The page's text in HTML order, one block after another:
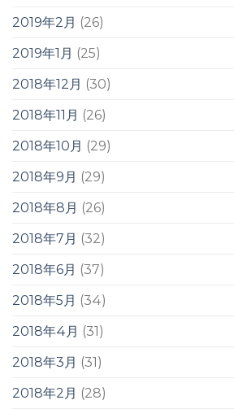
2019年2月 (26)
2019年1月 (25)
2018年12月 (30)
2018年11月 (26)
2018年10月 (29)
2018年9月 (29)
2018年8月 (26)
2018年7月 (32)
2018年6月 (37)
2018年5月 (34)
2018年4月 (31)
2018年3月 (31)
2018年2月 (28)